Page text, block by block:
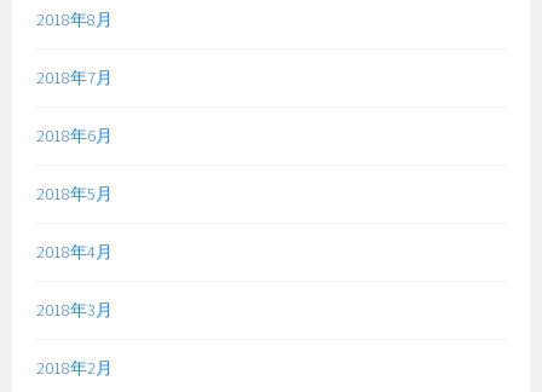
2018年8月
2018年7月
2018年6月
2018年5月
2018年4月
2018年3月
2018年2月